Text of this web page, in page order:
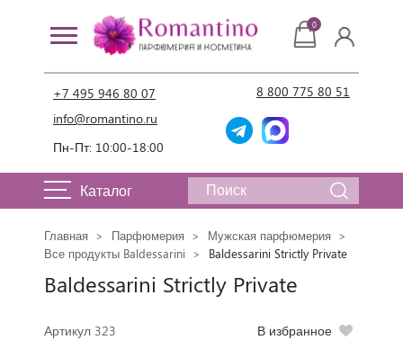
+7 495 946 80 07
info@romantino.ru
Пн-Пт: 10:00-18:00
8 800 775 80 51
0
Каталог
Главная Парфюмерия
Мужская парфюмерия
Все продукты Baldessarini
Baldessarini Strictly Private
Baldessarini Strictly Private
Артикул 323 В избранное